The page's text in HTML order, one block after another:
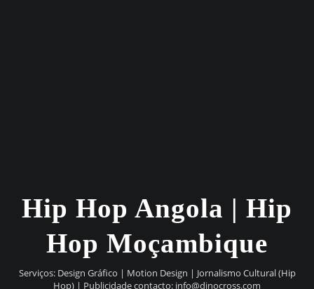
Hip Hop Angola | Hip
Hop Moçambique
Serviços: Design Gráfico | Motion Design | Jornalismo Cultural (Hip
Hop) | Publicidade contacto: info@dinocross.com